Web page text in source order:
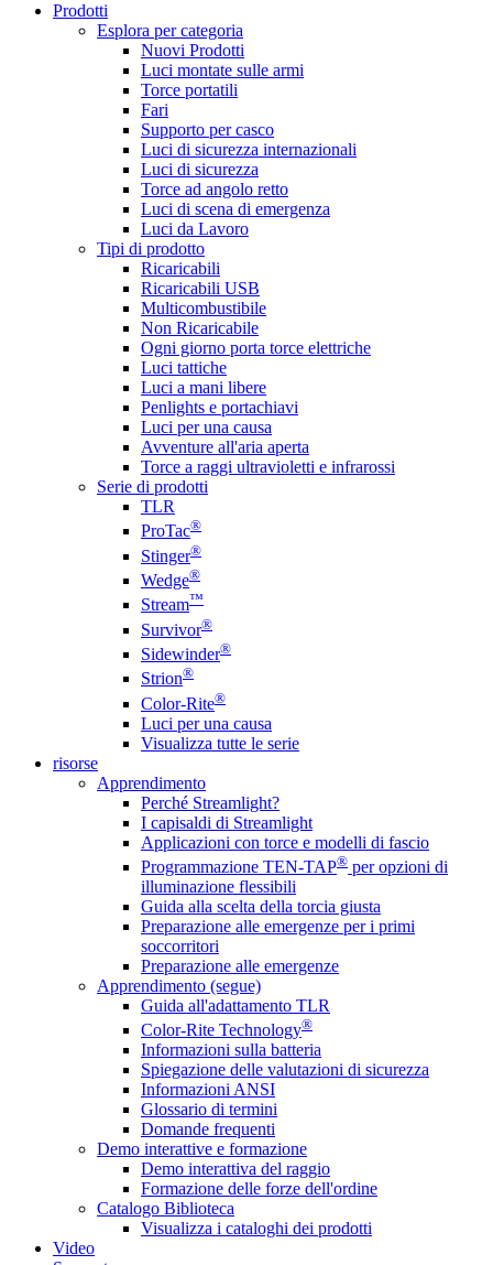
Prodotti
Esplora per categoria
Nuovi Prodotti
Luci montate sulle armi
Torce portatili
Fari
Supporto per casco
Luci di sicurezza internazionali
Luci di sicurezza
Torce ad angolo retto
Luci di scena di emergenza
Luci da Lavoro
Tipi di prodotto
Ricaricabili
Ricaricabili USB
Multicombustibile
Non Ricaricabile
Ogni giorno porta torce elettriche
Luci tattiche
Luci a mani libere
Penlights e portachiavi
Luci per una causa
Avventure all'aria aperta
Torce a raggi ultravioletti e infrarossi
Serie di prodotti
TLR
ProTac®
Stinger®
Wedge®
Stream™
Survivor®
Sidewinder®
Strion®
Color-Rite®
Luci per una causa
Visualizza tutte le serie
risorse
Apprendimento
Perché Streamlight?
I capisaldi di Streamlight
Applicazioni con torce e modelli di fascio
Programmazione TEN-TAP® per opzioni di
illuminazione flessibili
Guida alla scelta della torcia giusta
Preparazione alle emergenze per i primi
soccorritori
Preparazione alle emergenze
Apprendimento (segue)
Guida all'adattamento TLR
Color-Rite Technology®
Informazioni sulla batteria
Spiegazione delle valutazioni di sicurezza
Informazioni ANSI
Glossario di termini
Domande frequenti
Demo interattive e formazione
Demo interattiva del raggio
Formazione delle forze dell'ordine
Catalogo Biblioteca
Visualizza i cataloghi dei prodotti
Video